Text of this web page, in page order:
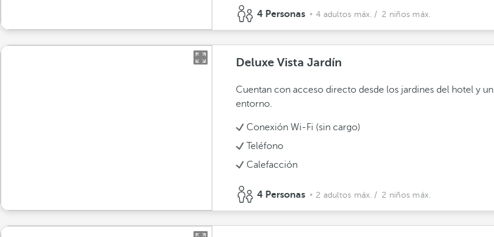
4 Personas 4 adultos máx. / 2 niños máx.
Deluxe Vista Jardín
Cuentan con acceso directo desde los jardines del hotel y
entorno.
Conexión Wi-Fi (sin cargo)
Teléfono
Calefacción
4 Personas 2 adultos máx. / 2 niños máx.